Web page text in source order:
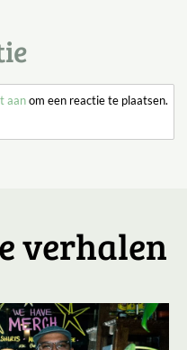
aanom een reactie te plaatsen.
verhalen